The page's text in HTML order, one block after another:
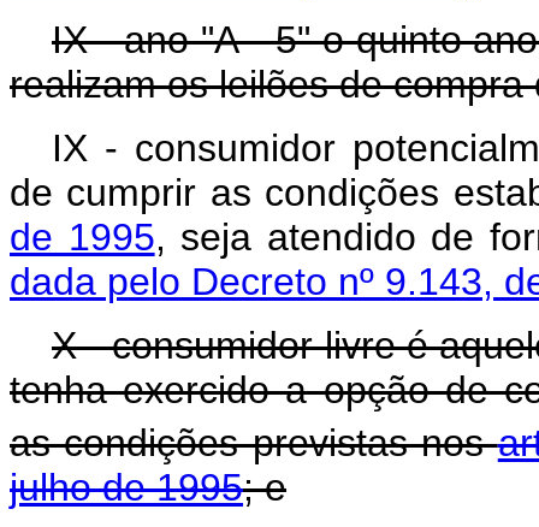
IX - ano "A - 5" o quinto
realizam os leilões de
IX - consumidor
de cumprir as condições
de 1995, seja atendido de
dada pelo Decreto nº 9.143,
X - consumidor livre é
tenha exercido a opção de
as condições previstas nos
julho de 1995; e